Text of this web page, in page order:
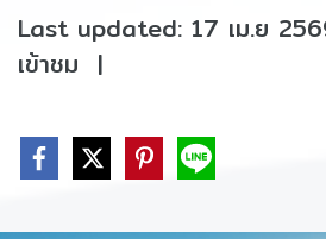
Last updated: 17 เม.ย
เข้าชม |